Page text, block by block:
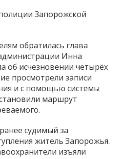
Запорожской
обратилась глава
Инна
об исчезновении четырёх
просмотрели записи
и с помощью системы
маршрут
судимый за
житель Запорожья.
изъяли